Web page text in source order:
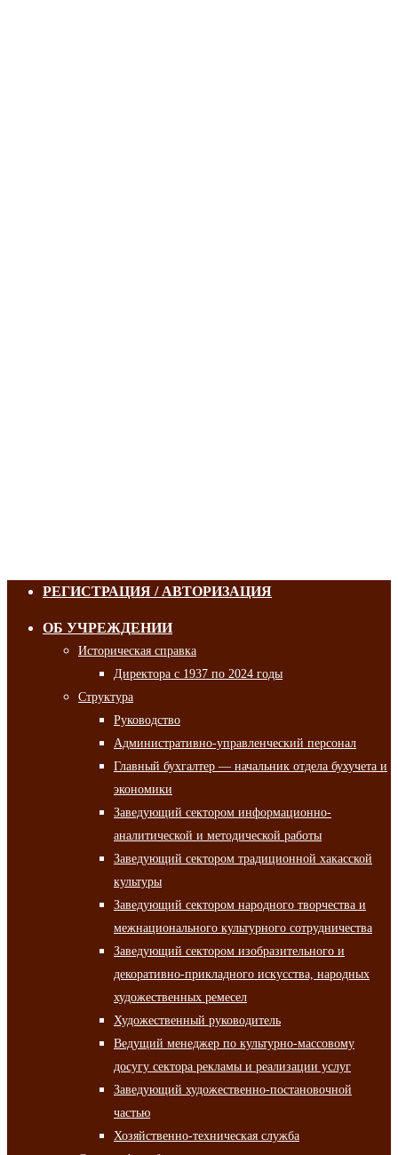
РЕГИСТРАЦИЯ / АВТОРИЗАЦИЯ
ОБ УЧРЕЖДЕНИИ
Историческая справка
Директора с 1937 по 2024 годы
Структура
Руководство
Административно-управленческий персонал
Главный бухгалтер — начальник отдела бухучета и
экономики
Заведующий сектором информационно-
аналитической и методической работы
Заведующий сектором традиционной хакасской
культуры
Заведующий сектором народного творчества и
межнационального культурного сотрудничества
Заведующий сектором изобразительного и
декоративно-прикладного искусства, народных
художественных ремесел
Художественный руководитель
Ведущий менеджер по культурно-массовому
досугу сектора рекламы и реализации услуг
Заведующий художественно-постановочной
частью
Хозяйственно-техническая служба